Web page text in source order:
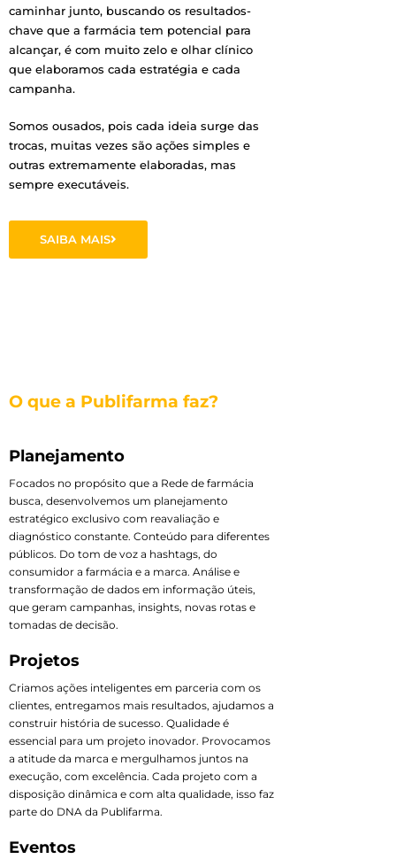
caminhar junto, buscando os resultados-
chave que a farmácia tem potencial para
alcançar, é com muito zelo e olhar clínico
que elaboramos cada estratégia e cada
campanha.
Somos ousados, pois cada ideia surge das
trocas, muitas vezes são ações simples e
outras extremamente elaboradas, mas
sempre executáveis.
SAIBA MAIS
O que a Publifarma faz?
Planejamento
Focados no propósito que a Rede de farmácia
busca, desenvolvemos um planejamento
estratégico exclusivo com reavaliação e
diagnóstico constante. Conteúdo para diferentes
públicos. Do tom de voz a hashtags, do
consumidor a farmácia e a marca. Análise e
transformação de dados em informação úteis,
que geram campanhas, insights, novas rotas e
tomadas de decisão.
Projetos
Criamos ações inteligentes em parceria com os
clientes, entregamos mais resultados, ajudamos a
construir história de sucesso. Qualidade é
essencial para um projeto inovador. Provocamos
a atitude da marca e mergulhamos juntos na
execução, com excelência. Cada projeto com a
disposição dinâmica e com alta qualidade, isso faz
parte do DNA da Publifarma.
Eventos